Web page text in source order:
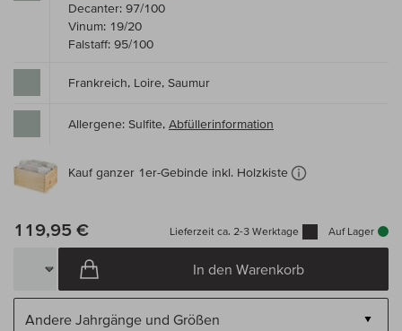
Decanter: 97/100
Vinum: 19/20
Falstaff: 95/100
Frankreich, Loire, Saumur
Allergene: Sulfite, Abfüllerinformation
Kauf ganzer 1er-Gebinde inkl. Holzkiste
119,95 € Lieferzeit ca. 2-3 Werktage Auf Lager
In den Warenkorb